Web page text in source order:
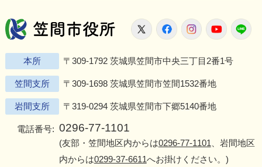
笠間市役所
X FacebookInstagram
本所 〒309-1792 茨城県笠間市中央三丁目2番1号
笠間支所 〒309-1698 茨城県笠間市笠間1532番地
岩間支所 〒319-0294 茨城県笠間市下郷5140番地
電話番号: 0296-77-1101
(友部・笠間地区内からは0296-77-1101 、岩間地区
内からは0299-37-6611へお掛けください。)